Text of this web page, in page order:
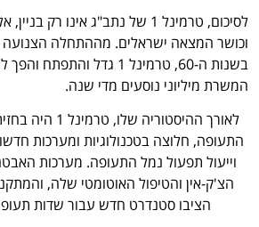
לסיכום, טרמינל 1 של נתב"ג אינו
וכושר המצאה ישראלים. מההתחלה הצנועה
בשנות ה-60, טרמינל 1 גדל
המשרת מיליוני נוסעים מדי שנה.
לאורך
התעופה, חלוצה בטכנולוגיות ומערכות
וייעול תפעול נמל התעופה. מערכות
הצ'ק-אין והטיפול האוטומטי שלה,
הציבו סטנדרט חדש עבור שדות